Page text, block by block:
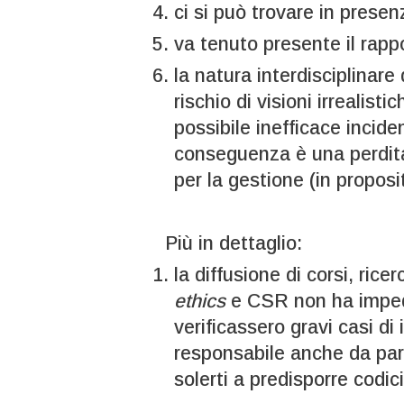
ci si può trovare in
va tenuto presente il
la natura
rischio di visioni
possibile inefficace
conseguenza è una
per la gestione (in
Più in dettaglio:
la diffusione di corsi,
ethicse CSR non ha
verificassero gravi casi di
responsabile anche da
solerti a predisporre